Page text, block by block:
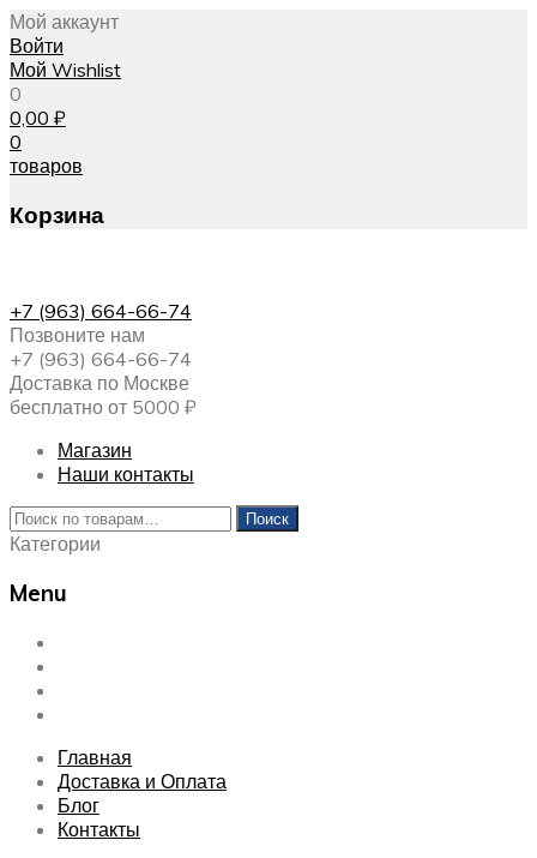
Мой аккаунт
Войти
Мой Wishlist
0
0,00 ₽
0
товаров
Корзина
+7 (963) 664-66-74
Позвоните нам
+7 (963) 664-66-74
Доставка по Москве
бесплатно от 5000 ₽
Магазин
Наши контакты
Искать:
Поиск
Категории
Menu
Skip
content
Главная
Доставка и Оплата
Блог
Контакты